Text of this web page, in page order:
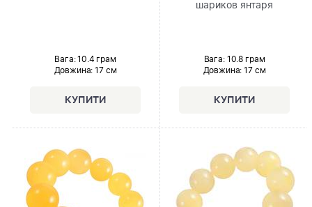
Вага: 10.4 грам
Довжина: 17 см
шариков янтаря
Вага: 10.8 грам
Довжина: 17 см